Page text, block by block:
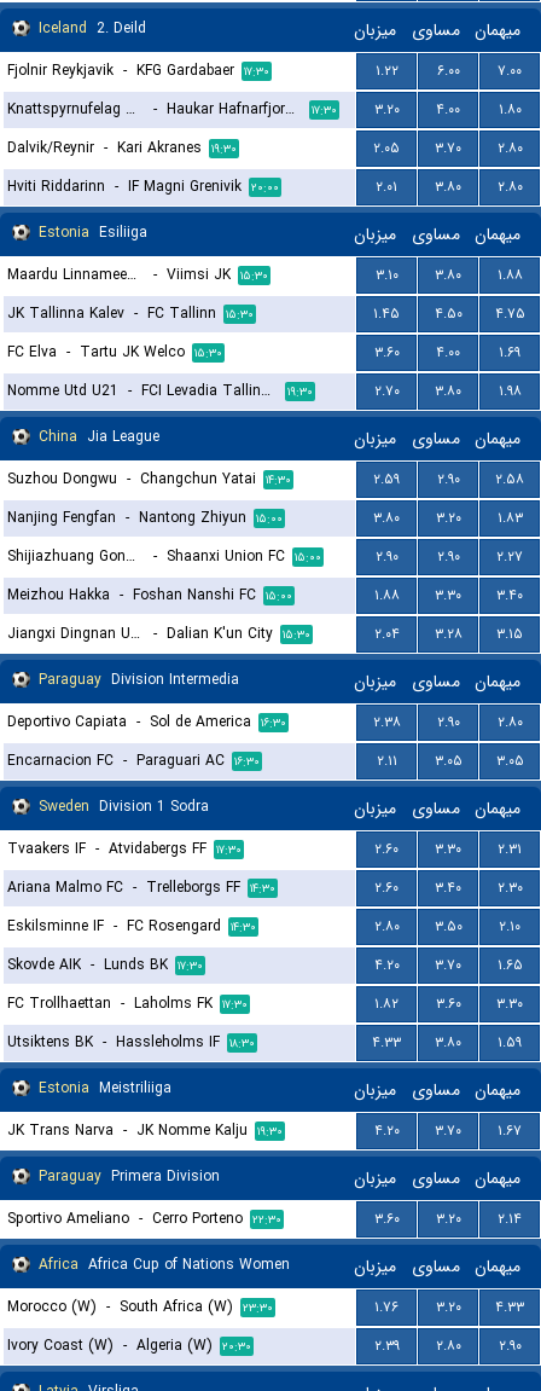
Iceland 2. Deild میزبان مساوی میهمان
Fjolnir Reykjavik - KFG Gardabaer ۱۷:۳۰ ۱.۲۲ ۶.۰۰
۷.۰۰
Knattspyrnufelag Austfjarda
- Haukar Hafnarfjordur ۱۷:۳۰ ۳.۲۰ ۴.۰۰
۱.۸۰
Dalvik/Reynir - Kari Akranes ۱۹:۳۰ ۲.۰۵ ۳.۷۰
۲.۸۰
Hviti Riddarinn - IF Magni Grenivik ۲۰:۰۰ ۲.۰۱ ۳.۸۰
۲.۸۰
Estonia Esiliiga میزبان مساوی میهمان
Maardu Linnameeskond FC - Viimsi JK ۱۵:۳۰ ۳.۱۰ ۳.۸۰
۱.۸۸
JK Tallinna Kalev - FC Tallinn ۱۵:۳۰ ۱.۴۵ ۴.۵۰
۴.۷۵
FC Elva - Tartu JK Welco ۱۵:۳۰ ۳.۶۰ ۴.۰۰
۱.۶۹
Nomme Utd U21 - FCI Levadia Tallinn II ۱۹:۳۰ ۲.۷۰ ۳.۸۰
۱.۹۸
China Jia League میزبان مساوی میهمان
Suzhou Dongwu - Changchun Yatai ۱۴:۳۰ ۲.۵۹ ۲.۹۰
۲.۵۸
Nanjing Fengfan - Nantong Zhiyun ۱۵:۰۰ ۳.۸۰ ۳.۲۰
۱.۸۳
Shijiazhuang Gongfu FC
- Shaanxi Union FC ۱۵:۰۰ ۲.۹۰ ۲.۹۰
۲.۲۷
Meizhou Hakka - Foshan Nanshi FC ۱۵:۰۰ ۱.۸۸ ۳.۳۰
۳.۴۰
Jiangxi Dingnan United F.C
- Dalian K'un City ۱۵:۳۰ ۲.۰۴ ۳.۲۸
۳.۱۵
Paraguay Division Intermedia میزبان مساوی میهمان
Deportivo Capiata - Sol de America ۱۶:۳۰ ۲.۳۸ ۲.۹۰
۲.۸۰
Encarnacion FC - Paraguari AC ۱۶:۳۰ ۲.۱۱ ۳.۰۵
۳.۰۵
Sweden Division 1 Sodra میزبان مساوی میهمان
Tvaakers IF - Atvidabergs FF ۱۷:۳۰ ۲.۶۰ ۳.۳۰
۲.۳۱
Ariana Malmo FC - Trelleborgs FF ۱۴:۳۰ ۲.۶۰ ۳.۴۰
۲.۳۰
Eskilsminne IF - FC Rosengard ۱۴:۳۰ ۲.۸۰ ۳.۵۰
۲.۱۰
Skovde AIK - Lunds BK ۱۷:۳۰ ۴.۲۰ ۳.۷۰
۱.۶۵
FC Trollhaettan - Laholms FK ۱۷:۳۰ ۱.۸۲ ۳.۶۰
۳.۳۰
Utsiktens BK - Hassleholms IF ۱۸:۳۰ ۴.۳۳ ۳.۸۰
۱.۵۹
Estonia Meistriliiga میزبان مساوی میهمان
JK Trans Narva - JK Nomme Kalju ۱۹:۳۰ ۴.۲۰ ۳.۷۰
۱.۶۷
Paraguay Primera Division میزبان مساوی میهمان
Sportivo Ameliano - Cerro Porteno ۲۲:۳۰ ۳.۶۰ ۳.۲۰
۲.۱۴
Africa Africa Cup of Nations Women میزبان مساوی میهمان
Morocco (W) - South Africa (W) ۲۳:۳۰ ۱.۷۶ ۳.۲۰
۴.۳۳
Ivory Coast (W) - Algeria (W) ۲۰:۳۰ ۲.۳۹ ۲.۸۰
۲.۹۰